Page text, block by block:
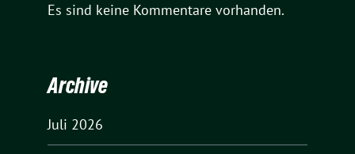
Es sind keine Kommentare vorhanden.
Archive
Juli 2026